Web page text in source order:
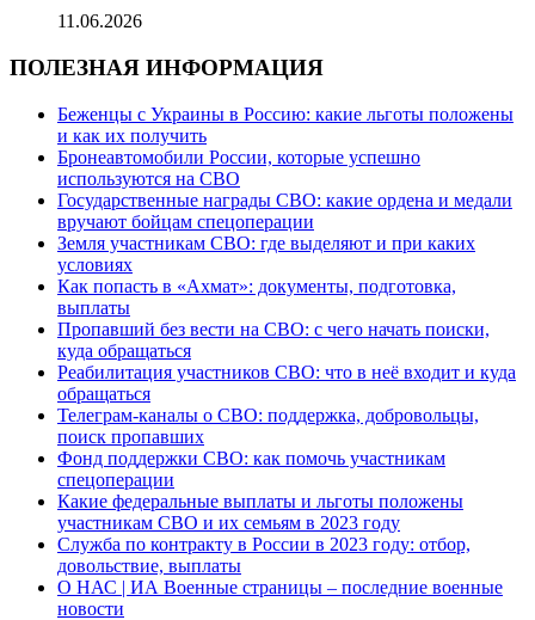
11.06.2026
ПОЛЕЗНАЯ ИНФОРМАЦИЯ
Беженцы с Украины в Россию: какие льготы положены
и как их получить
Бронеавтомобили России, которые успешно
используются на СВО
Государственные награды СВО: какие ордена и медали
вручают бойцам спецоперации
Земля участникам СВО: где выделяют и при каких
условиях
Как попасть в «Ахмат»: документы, подготовка,
выплаты
Пропавший без вести на СВО: с чего начать поиски,
куда обращаться
Реабилитация участников СВО: что в неё входит и куда
обращаться
Телеграм-каналы о СВО: поддержка, добровольцы,
поиск пропавших
Фонд поддержки СВО: как помочь участникам
спецоперации
Какие федеральные выплаты и льготы положены
участникам СВО и их семьям в 2023 году
Служба по контракту в России в 2023 году: отбор,
довольствие, выплаты
О НАС | ИА Военные страницы – последние военные
новости